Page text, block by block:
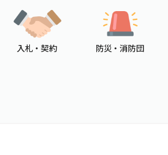
入札 ・ 契約 防災 ・ 消防団